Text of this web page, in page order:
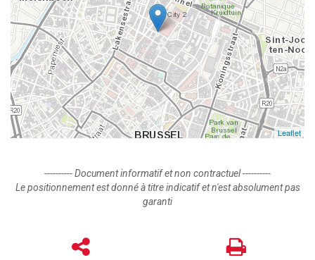
Leaflet
---------- Document informatif et non contractuel ----------
Le positionnement est donné à titre indicatif et n'est absolument pas
garanti